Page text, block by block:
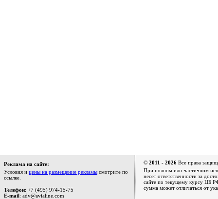
Реклама на сайте:
Условия и цены на размещение рекламы смотрите по
ссылке.
Телефон: +7 (495) 974-15-75
E-mail: adv@avialine.com
© 2011 - 2026 Все права
При полном или частичном
несет ответственности за
сайте по текущему курсу ЦБ
сумма может отличаться от